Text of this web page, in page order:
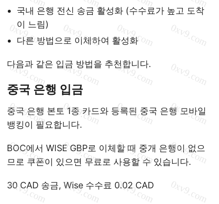
국내 은행 전신 송금 활성화 (수수료가 높고 도착
이 느림)
다른 방법으로 이체하여 활성화
다음과 같은 입금 방법을 추천합니다.
중국 은행 입금
중국 은행 본토 1종 카드와 등록된 중국 은행 모바일
뱅킹이 필요합니다.
BOC에서 WISE GBP로 이체할 때 중개 은행이 없으
므로 쿠폰이 있으면 무료로 사용할 수 있습니다.
30 CAD 송금, Wise 수수료 0.02 CAD